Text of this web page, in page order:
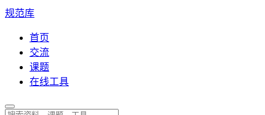
规范库
首页
交流
课题
在线工具